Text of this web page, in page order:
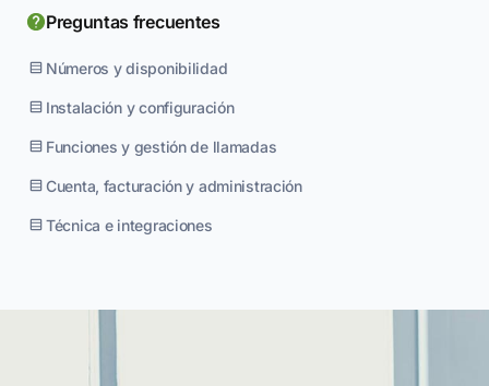
Preguntas frecuentes
Números y disponibilidad
Instalación y configuración
Funciones y gestión de llamadas
Cuenta, facturación y administración
Técnica e integraciones